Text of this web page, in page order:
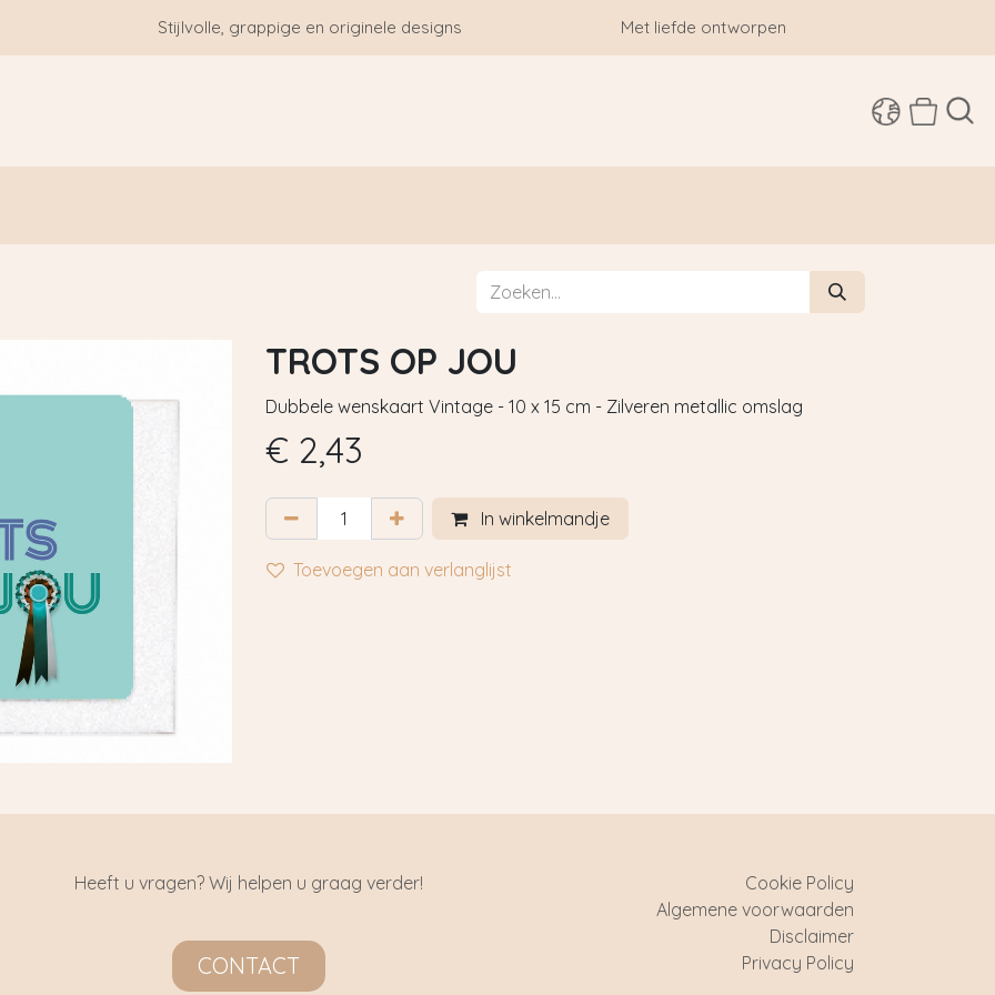
Stijlvolle, grappige en originele designs Met liefde ontworpen
TROTS OP JOU
Dubbele wenskaart Vintage - 10 x 15 cm - Zilveren metallic omslag
€ 2,43
In winkelmandje
Toevoegen aan verlanglijst
Heeft u vragen? Wij helpen u graag verder!
CONTACT
Cookie Policy
Algemene voorwaarden
Disclaimer
Privacy Policy